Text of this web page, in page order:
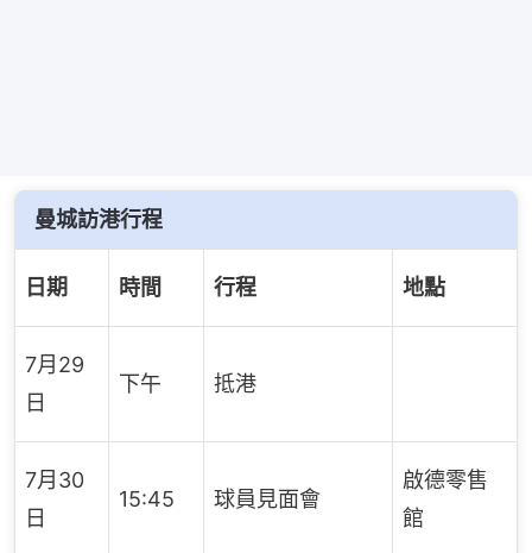
曼城訪港行程
日期 時間 行程 地點
7月29
日
下午 抵港
7月30
日
15:45 球員見面會
啟德零售
館